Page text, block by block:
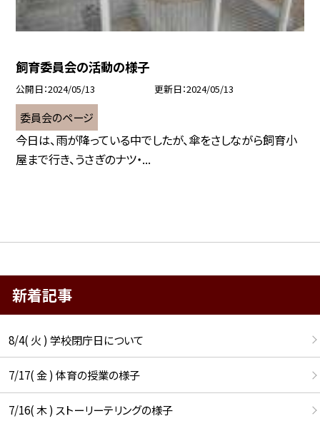
飼育委員会の活動の様子
公開日 2024/05/13 更新日 2024/05/13
委員会のページ
今日は、雨が降っている中でしたが、傘をさしながら飼育小
屋まで行き、うさぎのナツ・...
新着記事
8/4( 火 ) 学校閉庁日について
7/17( 金 ) 体育の授業の様子
7/16( 木 ) ストーリーテリングの様子